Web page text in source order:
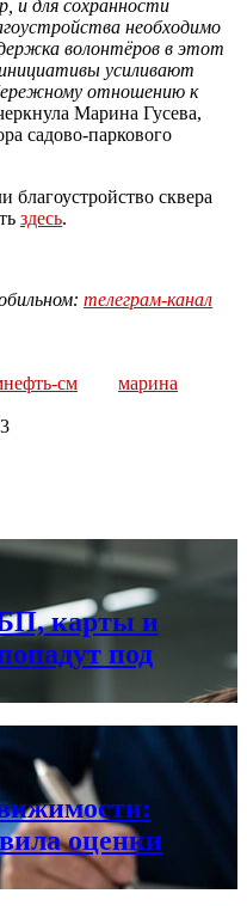
и для сохранности
необходимо
волонтёров в этот
усиливают
отношению к
Марина Гусева,
садово-паркового
благоустройство сквера
здесь.
телеграм-канал
см
марина
карты и
под
оценки